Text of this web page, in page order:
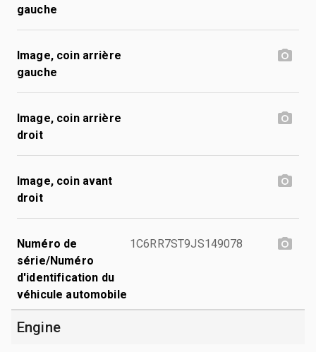
gauche
Image, coin arrière
gauche
Image, coin arrière
droit
Image, coin avant
droit
Numéro de
série/Numéro
d'identification du
véhicule automobile
1C6RR7ST9JS149078
Engine